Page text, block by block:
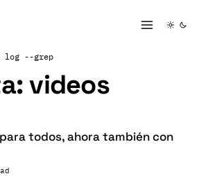
--grep
videos
todos, ahora también con